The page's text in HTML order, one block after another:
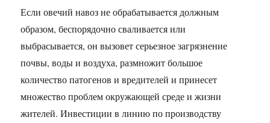
Если овечий навоз не обрабатывается должным
образом, беспорядочно сваливается или
выбрасывается, он вызовет серьезное загрязнение
почвы, воды и воздуха, размножит большое
количество патогенов и вредителей и принесет
множество проблем окружающей среде и жизни
жителей. Инвестиции в линию по производству